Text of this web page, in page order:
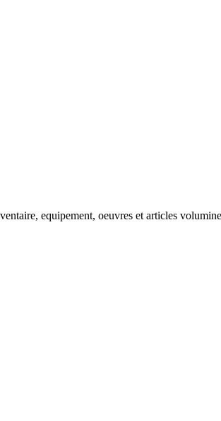
equipement, oeuvres et articles